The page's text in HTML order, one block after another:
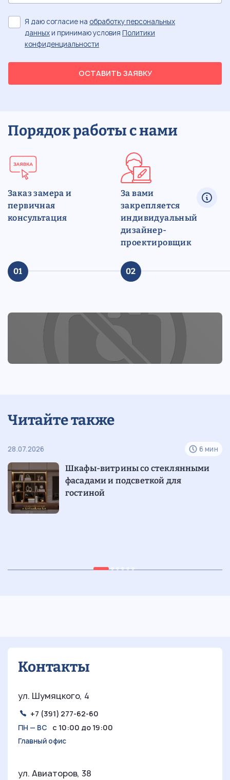
ОСТАВИТЬ ЗАЯВКУ
Я даю согласие на обработку персональных
данныхи принимаю условия Политики
конфиденциальности
Порядок работы с нами
Заказ замера и
первичная
консультация
01
За вами
закрепляется
индивидуальный
дизайнер-
проектировщик
02
Читайте также
28.07.2026 6 мин
Шкафы-витрины со стеклянными
фасадами и подсветкой для
гостиной
Контакты
ул. Шумяцкого, 4
+7 (391) 277-62-60
ПН — ВС с 10:00 до 19:00
Главный офис
ул. Авиаторов, 38